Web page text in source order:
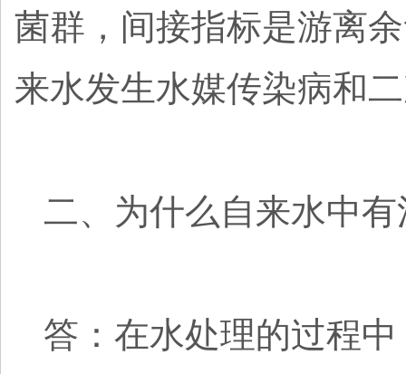
菌群，间接指标是游离
来水发生水媒传染病和
二、为什么自来水中
答：在水处理的过程